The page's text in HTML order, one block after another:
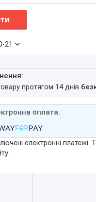
21
протягом 14 днів
електронні